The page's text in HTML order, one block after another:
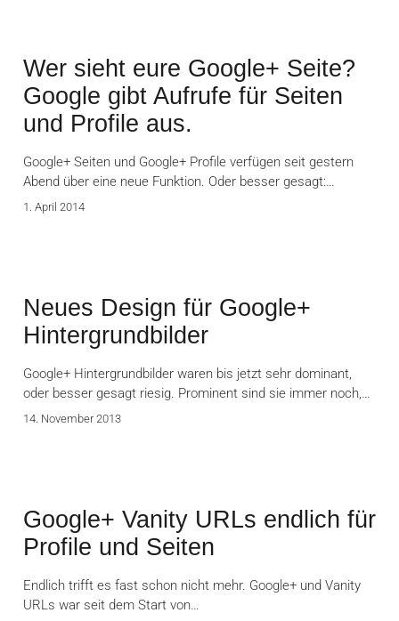
Wer sieht eure Google+ Seite?
Google gibt Aufrufe für Seiten
und Profile aus.
Google+ Seiten und Google+ Profile verfügen seit gestern
Abend über eine neue Funktion. Oder besser gesagt:…
1. April 2014
Neues Design für Google+
Hintergrundbilder
Google+ Hintergrundbilder waren bis jetzt sehr dominant,
oder besser gesagt riesig. Prominent sind sie immer noch,…
14. November 2013
Google+ Vanity URLs endlich für
Profile und Seiten
Endlich trifft es fast schon nicht mehr. Google+ und Vanity
URLs war seit dem Start von…